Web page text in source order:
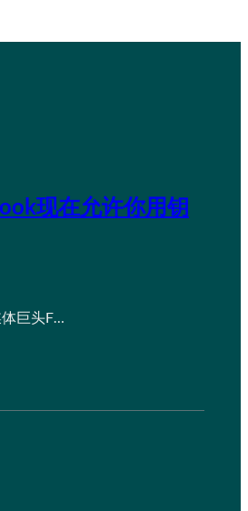
现在允许你用钥
巨头F…